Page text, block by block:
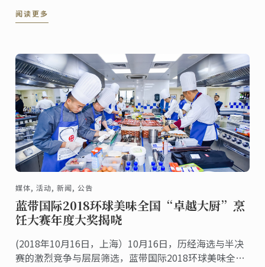
阅读更多
媒体, 活动, 新闻, 公告
蓝带国际2018环球美味全国“卓越大厨”烹
饪大赛年度大奖揭哓
(2018年10月16日，上海）10月16日，历经海选与半决
赛的激烈竞争与层层筛选，蓝带国际2018环球美味全国